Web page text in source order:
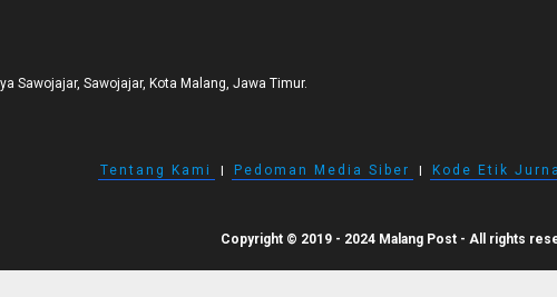
Sawojajar, Sawojajar, Kota Malang, Jawa Timur.
Tentang Kami I Pedoman Media Siber I Kode Etik
Copyright © 2019 - 2024 Malang Post - All rights